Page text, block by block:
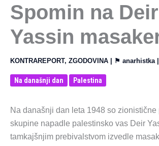
Spomin na Deir
Yassin
KONTRAREPORT, ZGODOVINA | ⚑ anarhistka |
Na današnji dan Palestina
Na današnji dan leta 1948 so zionistične
skupine napadle palestinsko vas Deir
tamkajšnjim prebivalstvom izvedle